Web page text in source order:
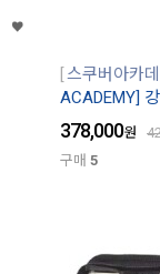
스쿠버아카데
ACADEMY]
378,000원
구매 5